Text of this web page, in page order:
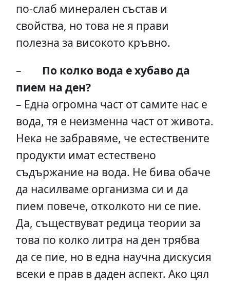
по-слаб минерален състав и
свойства, но това не я прави
полезна за високото кръвно.
– По колко вода е хубаво да
пием на ден?
– Една огромна част от самите нас е
вода, тя е неизменна част от живота.
Нека не забравяме, че естествените
продукти имат естествено
съдържание на вода. Не бива обаче
да насилваме организма си и да
пием повече, отколкото ни се пие.
Да, съществуват редица теории за
това по колко литра на ден трябва
да се пие, но в една научна дискусия
всеки е прав в даден аспект. Ако цял